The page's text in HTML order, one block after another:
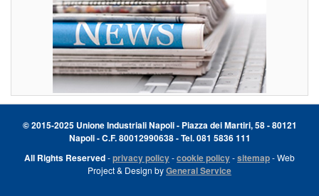
© 2015-2025 Unione Industriali Napoli - Piazza dei Martiri, 58 - 80121
Napoli - C.F. 80012990638 - Tel. 081 5836 111
All Rights Reserved-privacy policy-cookie policy-sitemap- Web
Project & Design byGeneral Service